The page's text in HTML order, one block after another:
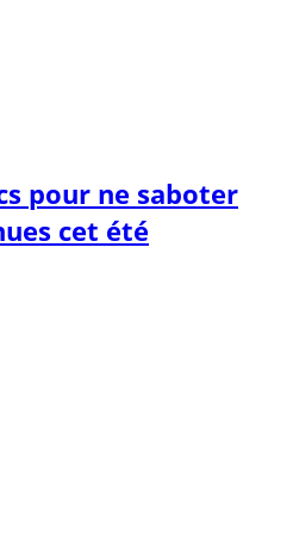
pour ne saboter
cet été